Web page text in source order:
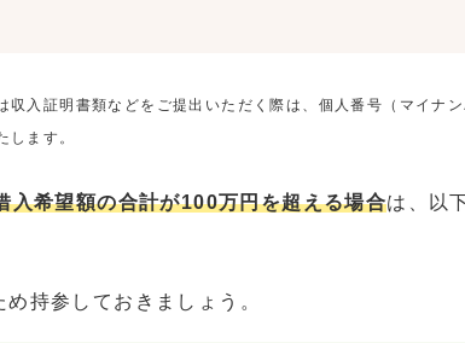
入証明書類などをご提出いただく際は、個人番号（マイナ
ます。
入希望額の合計が100万円を超える場合は、以
持参しておきましょう。